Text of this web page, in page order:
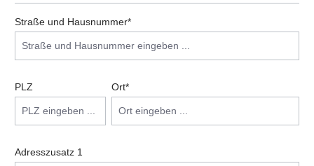
Straße und Hausnummer*
PLZ Ort*
Adresszusatz 1